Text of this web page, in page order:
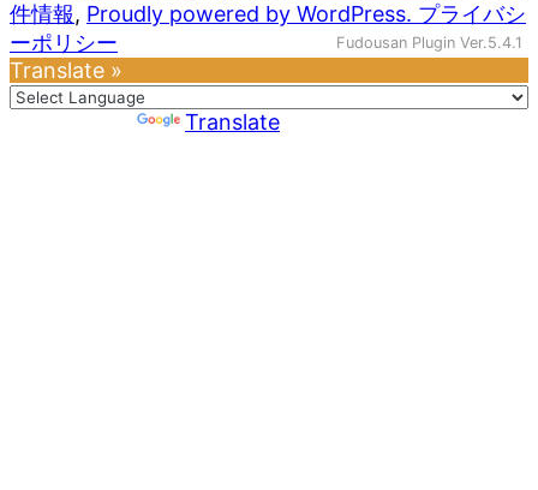
件情報, Proudly powered by WordPress. プライバシ
ーポリシー
Fudousan Plugin Ver.5.4.1
Translate »
Translate